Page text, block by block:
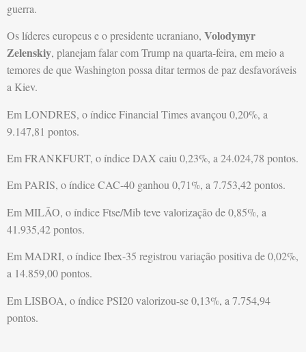
guerra.
Os líderes europeus e o presidente ucraniano, Volodymyr
Zelenskiy, planejam falar com Trump na quarta-feira, em meio a
temores de que Washington possa ditar termos de paz desfavoráveis
a Kiev.
Em LONDRES, o índice Financial Times avançou 0,20%, a
9.147,81 pontos.
Em FRANKFURT, o índice DAX caiu 0,23%, a 24.024,78 pontos.
Em PARIS, o índice CAC-40 ganhou 0,71%, a 7.753,42 pontos.
Em MILÃO, o índice Ftse/Mib teve valorização de 0,85%, a
41.935,42 pontos.
Em MADRI, o índice Ibex-35 registrou variação positiva de 0,02%,
a 14.859,00 pontos.
Em LISBOA, o índice PSI20 valorizou-se 0,13%, a 7.754,94
pontos.